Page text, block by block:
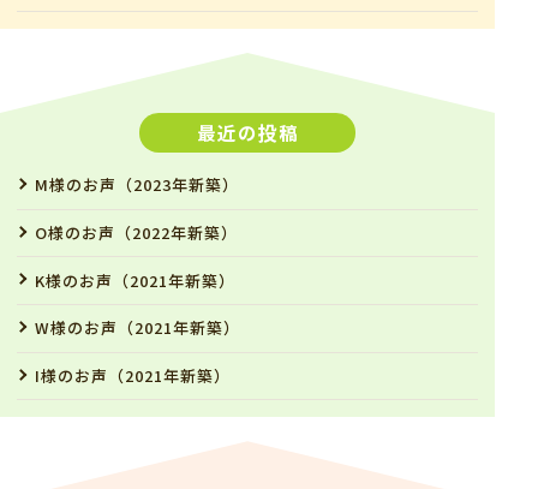
最近の投稿
M様のお声（2023年新築）
O様のお声（2022年新築）
K様のお声（2021年新築）
W様のお声（2021年新築）
I様のお声（2021年新築）